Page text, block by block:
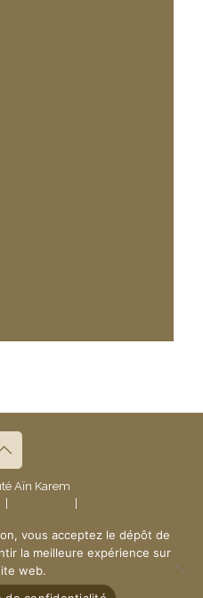
Aïn Karem
| |
:www.ndsi.fr
vous acceptez le dépôt de
la meilleure expérience sur
web.